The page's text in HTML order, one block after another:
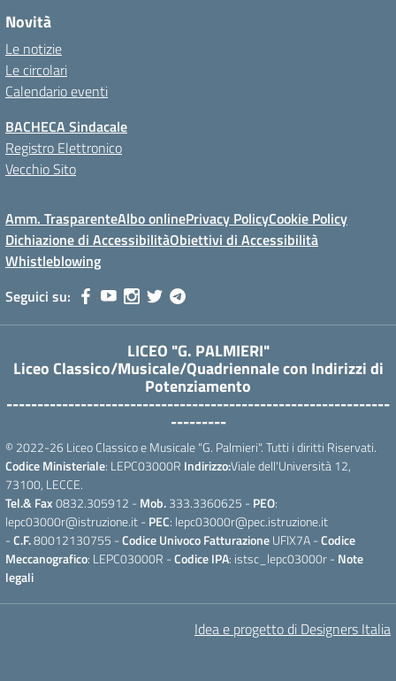
Novità
Le notizie
Le circolari
Calendario eventi
BACHECA Sindacale
Registro Elettronico
Vecchio Sito
Amm. TrasparenteAlbo onlinePrivacy PolicyCookie Policy
Dichiazione di AccessibilitàObiettivi di Accessibilità
Whistleblowing
Seguici su:
LICEO "G. PALMIERI"
Liceo Classico/Musicale/Quadriennale con Indirizzi di
Potenziamento
--------------------------------------------------------------
---------
© 2022-26 Liceo Classico e Musicale "G. Palmieri". Tutti i diritti Riservati.
Codice Ministeriale: LEPC03000R Indirizzo:Viale dell'Università 12,
73100, LECCE.
Tel.& Fax0832.305912 - Mob.333.3360625 - PEO:
lepc03000r@istruzione.it - PEC: lepc03000r@pec.istruzione.it
-C.F.80012130755 -Codice Univoco FatturazioneUFIX7A -Codice
Meccanografico: LEPC03000R -Codice IPA: istsc_lepc03000r - Note
legali
Idea e progetto di Designers Italia